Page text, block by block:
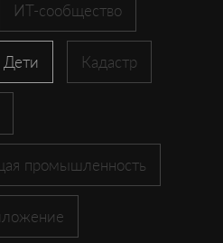
ИТ-сообщество
Дети Кадастр
промышленность